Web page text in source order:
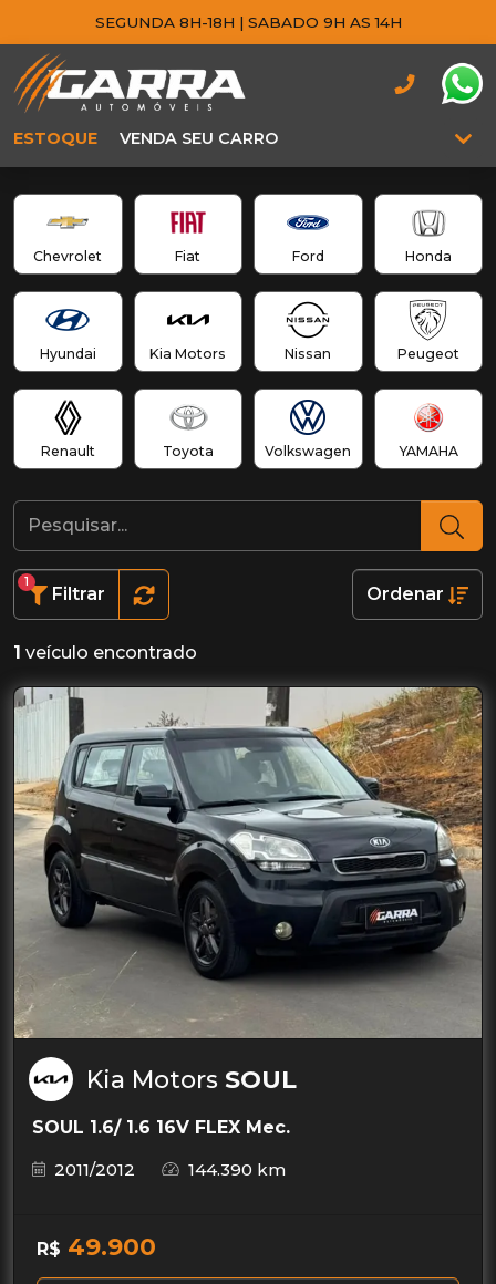
SEGUNDA 8H-18H | SABADO 9H AS 14H
ESTOQUE VENDA SEU CARRO
Chevrolet Fiat Ford Honda
Hyundai Kia Motors Nissan Peugeot
Renault Toyota Volkswagen YAMAHA
Filtrar
1
Ordenar
1 veículo encontrado
Kia Motors SOUL
SOUL 1.6/ 1.6 16V FLEX Mec.
2011/2012
144.390 km
R$ 49.900